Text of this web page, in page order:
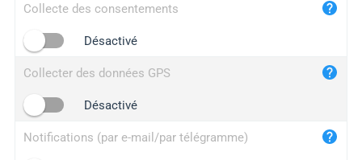
yip.su
iplogger.info
Collecte des consentements
Désactivé
Collecter des données GPS
Désactivé
Notifications (par e-mail/par télégramme)